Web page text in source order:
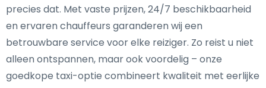
precies dat. Met vaste prijzen, 24/7 beschikbaarheid
en ervaren chauffeurs garanderen wij een
betrouwbare service voor elke reiziger. Zo reist u niet
alleen ontspannen, maar ook voordelig – onze
goedkope taxi-optie combineert kwaliteit met eerlijke